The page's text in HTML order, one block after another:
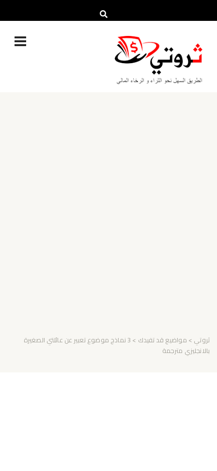
ثروتي > مواضيع قد تفيدك
> 3 نماذج موضوع تعبير عن عائلتي الصغيرة
بالانجليزي مترجمة